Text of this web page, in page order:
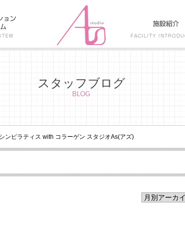
スタッフブログ
BLOG
ンピラティス with コラーゲン スタジオAs(アズ)